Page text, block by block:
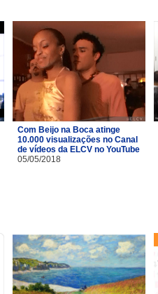
Com Beijo na Boca atinge
10.000 visualizações no Canal
de vídeos da ELCV no YouTube
05/05/2018